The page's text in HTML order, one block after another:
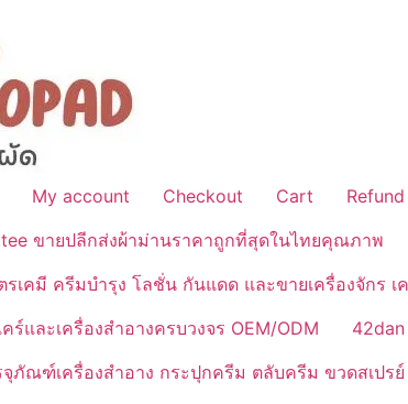
My account Checkout Cart
ขายปลีกส่งผ้าม่านราคาถูกที่สุดในไทยคุณภาพ
มี ครีมบำรุง โลชั่น กันแดด และขายเครื่องจักร เค
และเครื่องสำอางครบวงจร OEM/ODM
จุภัณฑ์เครื่องสำอาง กระปุกครีม ตลับครีม ขวดสเป